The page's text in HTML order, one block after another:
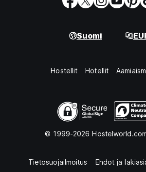
Suomi
Hostellit Hotellit
© 1999-2026
Tietosuojailmoitus Ehdot ja